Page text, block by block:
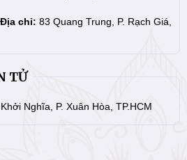
chỉ: 83 Quang Trung, P. Rạch Giá,
TỬ
Nghĩa, P. Xuân Hòa, TP.HCM